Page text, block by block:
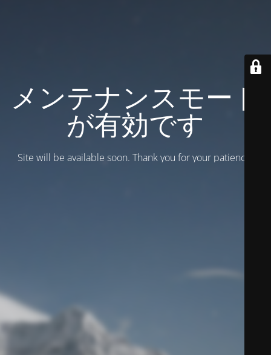
メンテナンスモード
が有効です
Site will be available soon. Thank you for your patience!